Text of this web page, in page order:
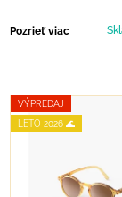
Pozrieť viac
VÝPREDAJ
LETO 2026 🌊